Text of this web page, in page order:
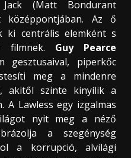
(Matt Bondurant
Az ő
ki centrális elemként s
filmnek. Guy Pearce
gesztusaival, piperkőc
meg a mindenre
akitől szinte kinyílik a
A Lawless egy izgalmas
nyit meg a néző
a szegénység
a korrupció, alvilági